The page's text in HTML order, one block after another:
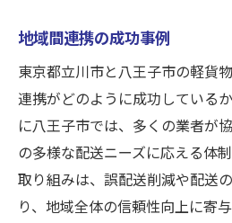
地域間連携の成功事例
東京都立川市と八王子市の軽貨
連携がどのように成功している
に八王子市では、多くの業者が
の多様な配送ニーズに応える体
取り組みは、誤配送削減や配送
り、地域全体の信頼性向上に寄